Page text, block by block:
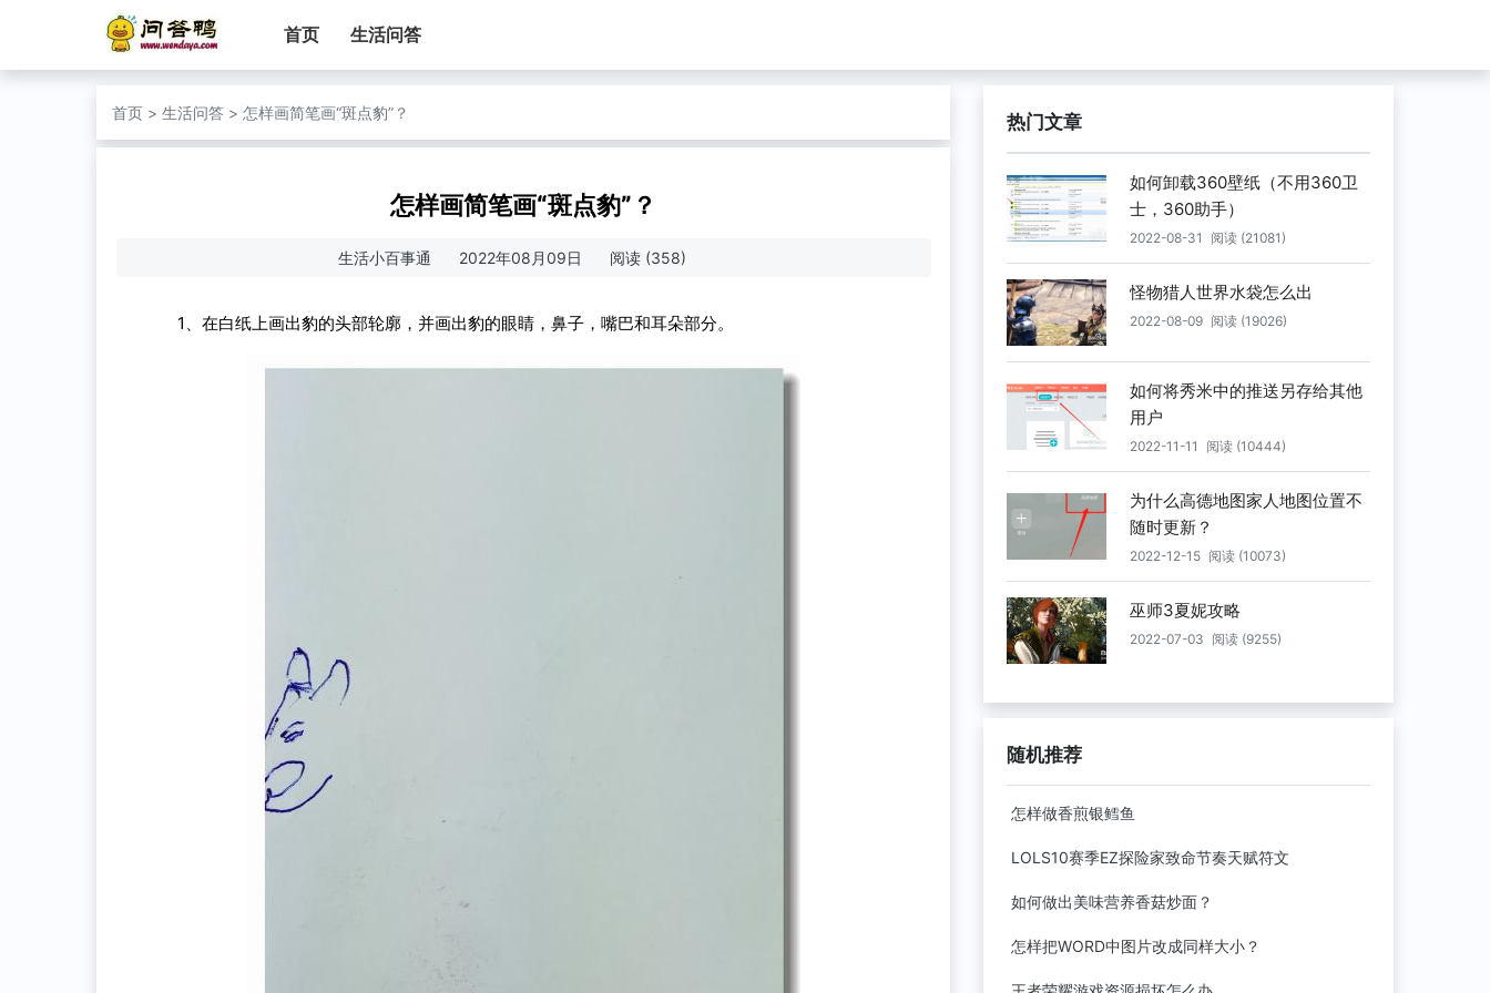
首页 生活问答
首页 > 生活问答 > 怎样画简笔画“斑点豹”？
怎样画简笔画“斑点豹”？
生活小百事通 2022年08月09日 阅读 (358)
1、在白纸上画出豹的头部轮廓，并画出豹的眼睛，鼻子，嘴巴和耳朵部分。
热门文章
如何卸载360壁纸（不用360卫
士，360助手）
2022-08-31 阅读 (21081)
怪物猎人世界水袋怎么出
2022-08-09 阅读 (19026)
如何将秀米中的推送另存给其他
用户
2022-11-11 阅读 (10444)
为什么高德地图家人地图位置不
随时更新？
2022-12-15 阅读 (10073)
巫师3夏妮攻略
2022-07-03 阅读 (9255)
随机推荐
怎样做香煎银鳕鱼
LOLS10赛季EZ探险家致命节奏天赋符文
如何做出美味营养香菇炒面？
怎样把WORD中图片改成同样大小？